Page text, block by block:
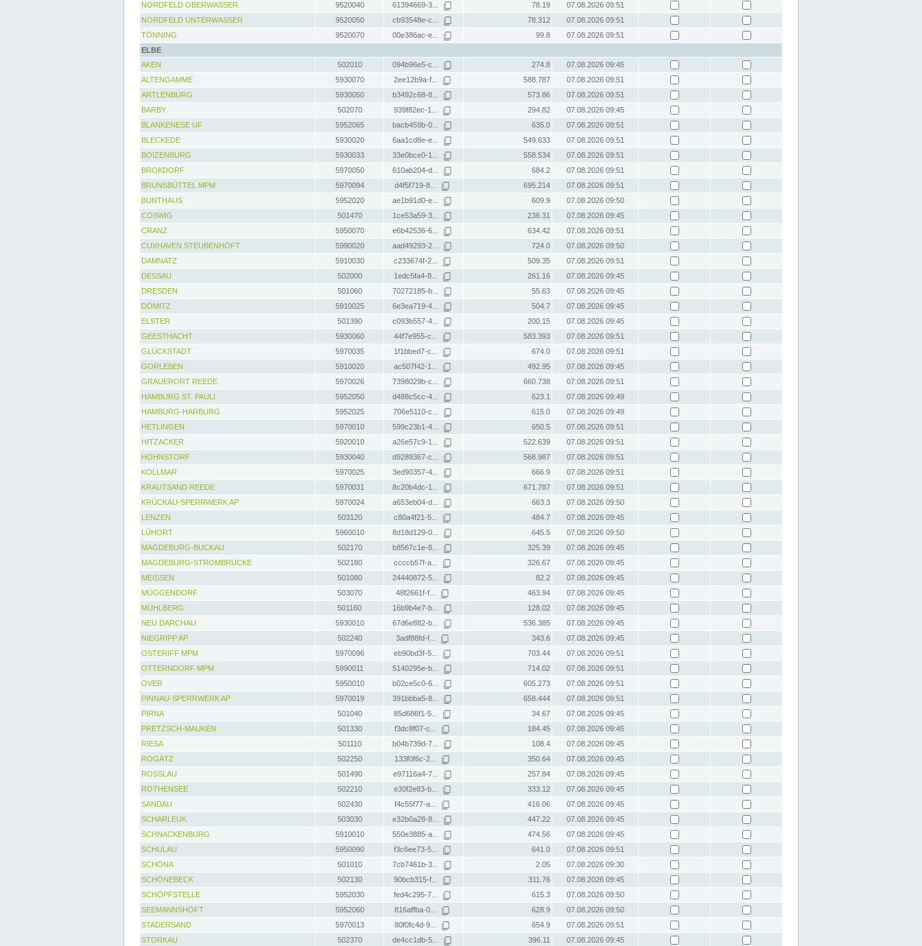
NORDFELD OBERWASSER
9520040 61394669-3... 78.19
07.08.2026 09:51
NORDFELD UNTERWASSER
9520050 cb93548e-c... 78.312
07.08.2026 09:51
TÖNNING
9520070 00e386ac-e... 99.8
07.08.2026 09:51
ELBE
AKEN
502010 094b96e5-c... 274.8
07.08.2026 09:45
ALTENGAMME
5930070 2ee12b9a-f... 588.787
07.08.2026 09:51
ARTLENBURG
5930050 b3492c68-8... 573.86
07.08.2026 09:51
BARBY
502070 939f82ec-1... 294.82
07.08.2026 09:45
BLANKENESE UF
5952065 bacb459b-0... 635.0
07.08.2026 09:51
BLECKEDE
5930020 6aa1cd8e-e... 549.633
07.08.2026 09:51
BOIZENBURG
5930033 33e0bce0-1... 558.534
07.08.2026 09:51
BROKDORF
5970050 610ab204-d... 684.2
07.08.2026 09:51
BRUNSBÜTTEL MPM
5970094 d4f5f719-8... 695.214
07.08.2026 09:51
BUNTHAUS
5952020 ae1b91d0-e... 609.9
07.08.2026 09:50
COSWIG
501470 1ce53a59-3... 236.31
07.08.2026 09:45
CRANZ
5950070 e6b42536-6... 634.42
07.08.2026 09:51
CUXHAVEN STEUBENHÖFT
5990020 aad49293-2... 724.0
07.08.2026 09:50
DAMNATZ
5910030 c233674f-2... 509.35
07.08.2026 09:51
DESSAU
502000 1edc5fa4-8... 261.16
07.08.2026 09:45
DRESDEN
501060 70272185-b... 55.63
07.08.2026 09:45
DÖMITZ
5910025 6e3ea719-4... 504.7
07.08.2026 09:45
ELSTER
501390 c093b557-4... 200.15
07.08.2026 09:45
GEESTHACHT
5930060 44f7e955-c... 583.393
07.08.2026 09:51
GLÜCKSTADT
5970035 1f1bbed7-c... 674.0
07.08.2026 09:51
GORLEBEN
5910020 ac507f42-1... 492.95
07.08.2026 09:45
GRAUERORT REEDE
5970026 7398029b-c... 660.738
07.08.2026 09:51
HAMBURG ST. PAULI
5952050 d488c5cc-4... 623.1
07.08.2026 09:49
HAMBURG-HARBURG
5952025 706e5110-c... 615.0
07.08.2026 09:49
HETLINGEN
5970010 599c23b1-4... 650.5
07.08.2026 09:51
HITZACKER
5920010 a26e57c9-1... 522.639
07.08.2026 09:51
HOHNSTORF
5930040 d9289367-c... 568.987
07.08.2026 09:51
KOLLMAR
5970025 3ed90357-4... 666.9
07.08.2026 09:51
KRAUTSAND REEDE
5970031 8c20b4dc-1... 671.787
07.08.2026 09:51
KRÜCKAU-SPERRWERK AP
5970024 a653eb04-d... 663.3
07.08.2026 09:50
LENZEN
503120 c80a4f21-5... 484.7
07.08.2026 09:45
LÜHORT
5960010 8d18d129-0... 645.5
07.08.2026 09:50
MAGDEBURG-BUCKAU
502170 b8567c1e-8... 325.39
07.08.2026 09:45
MAGDEBURG-STROMBRÜCKE
502180 ccccb57f-a... 326.67
07.08.2026 09:45
MEISSEN
501080 24440872-5... 82.2
07.08.2026 09:45
MÜGGENDORF
503070 48f2661f-f... 463.94
07.08.2026 09:45
MÜHLBERG
501160 16b9b4e7-b... 128.02
07.08.2026 09:45
NEU DARCHAU
5930010 67d6e882-b... 536.385
07.08.2026 09:45
NIEGRIPP AP
502240 3adf88fd-f... 343.6
07.08.2026 09:45
OSTERIFF MPM
5970096 eb90bd3f-5... 703.44
07.08.2026 09:51
OTTERNDORF MPM
5990011 5140295e-b... 714.02
07.08.2026 09:51
OVER
5950010 b02ce5c0-6... 605.273
07.08.2026 09:51
PINNAU-SPERRWERK AP
5970019 391bbba5-8... 658.444
07.08.2026 09:51
PIRNA
501040 85d686f1-5... 34.67
07.08.2026 09:45
PRETZSCH-MAUKEN
501330 f3dc8f07-c... 184.45
07.08.2026 09:45
RIESA
501110 b04b739d-7... 108.4
07.08.2026 09:45
ROGÄTZ
502250 133f0f6c-2... 350.64
07.08.2026 09:45
ROSSLAU
501490 e97116a4-7... 257.84
07.08.2026 09:45
ROTHENSEE
502210 e30f2e83-b... 333.12
07.08.2026 09:45
SANDAU
502430 f4c55f77-a... 416.06
07.08.2026 09:45
SCHARLEUK
503030 e32b0a28-8... 447.22
07.08.2026 09:45
SCHNACKENBURG
5910010 550e3885-a... 474.56
07.08.2026 09:45
SCHULAU
5950090 f3c6ee73-5... 641.0
07.08.2026 09:51
SCHÖNA
501010 7cb7461b-3... 2.05
07.08.2026 09:30
SCHÖNEBECK
502130 90bcb315-f... 311.76
07.08.2026 09:45
SCHÖPFSTELLE
5952030 fed4c295-7... 615.3
07.08.2026 09:50
SEEMANNSHÖFT
5952060 816affba-0... 628.9
07.08.2026 09:50
STADERSAND
5970013 80f0fc4d-9... 654.9
07.08.2026 09:51
STORKAU
502370 de4cc1db-5... 396.11 07.08.2026 09:45